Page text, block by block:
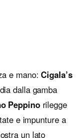
e mano:Cigala’s
dalla gamba
Peppinorilegge
e impunture a
un lato